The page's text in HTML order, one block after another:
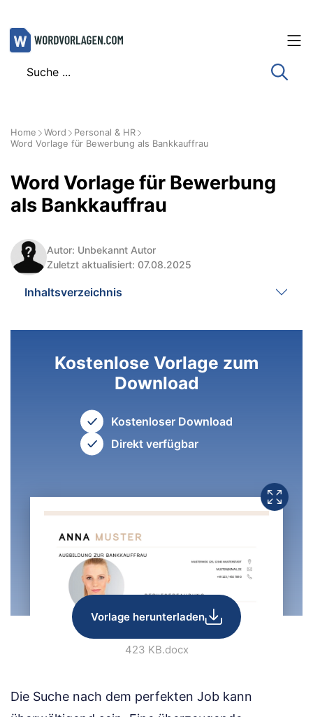
Zum
Inhalt
Home Word
Personal & HR
Word Vorlage für Bewerbung als Bankkauffrau
Word Vorlage für Bewerbung
als Bankkauffrau
Autor: Unbekannt Autor
Zuletzt aktualisiert: 07.08.2025
Inhaltsverzeichnis
Kostenlose Vorlage zum
Download
Kostenloser Download
Direkt verfügbar
Vorlage herunterladen
423 KB.docx
Die Suche nach dem perfekten Job kann